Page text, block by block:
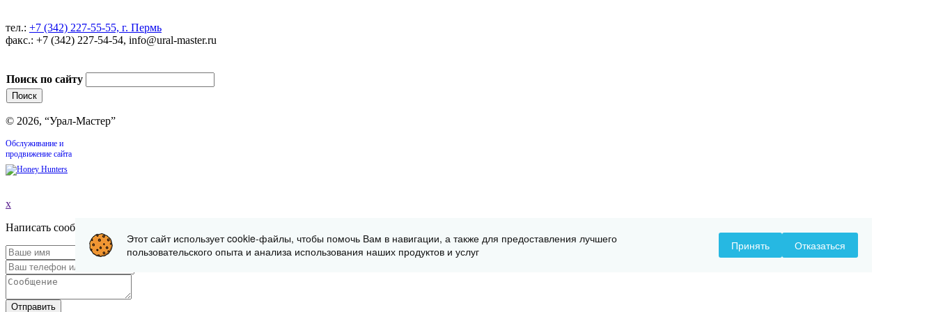
тел.: +7 (342) 227-55-55, г. Пермь
факс.: +7 (342) 227-54-54, info@ural-master.ru
Поиск по сайту
© 2026, “Урал-Мастер”
Обслуживание и
продвижение сайта
x
Написать сообщение
Отправить
Этот сайт использует cookie-файлы, чтобы помочь Вам в навигации, а также для предоставления лучшего
пользовательского опыта и анализа использования наших продуктов и услуг
Принять Отказаться